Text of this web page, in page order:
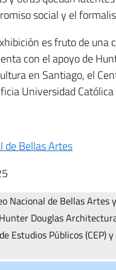
social y el
es fruto de
con el apoyo de
en Santiago, el
Universidad Católica
de Bellas Artes
Nacional de Bellas
Hunter Douglas
Estudios Públicos